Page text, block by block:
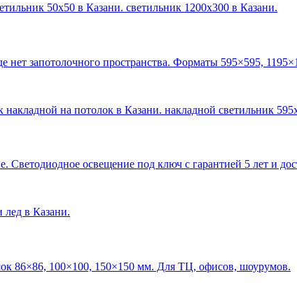
50х50 в Казани. светильник 1200х300 в Казани.
запотолочного пространства. Форматы 595×595,
на потолок в Казани. накладной светильник
освещение под ключ с гарантией 5 лет и
лед в Казани.
86×86, 100×100, 150×150 мм. Для ТЦ, офисов, шоурумов.